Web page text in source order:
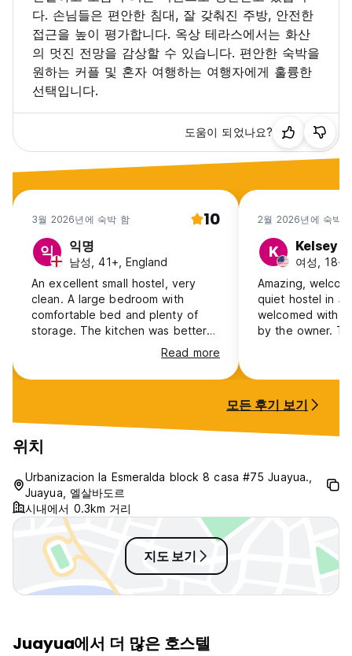
다. 손님들은 편안한 침대, 잘 갖춰진 주방, 안전한
접근을 높이 평가합니다. 옥상 테라스에서는 화산
의 멋진 전망을 감상할 수 있습니다. 편안한 숙박을
원하는 커플 및 혼자 여행하는 여행자에게 훌륭한
선택입니다.
도움이 되었나요?
3월 2026년에 숙박 함 10
익 익명
남성, 41+, England
An excellent small hostel, very
clean. A large bedroom with
comfortable bed and plenty of
storage. The kitchen was better
equipped than in the description,
with a huge new fridge that
dispensed filtered water and ice
main town, and the 238 bus
passes just outside. Small shops
nearby. Very secure, with
electronic number codes for
access. The host provides an
excellent guide to th surrounding
area. Thoroughly recommended.
Read more
2월 2026년에 숙박
K Kelsey
여성, 18-
Amazing,
quiet hostel in
welcomed with
by the owner.
rentals. There
volcanoes and
clean and the
kitchen are
모든 후기 보기
위치
Urbanizacion la Esmeralda block 8 casa #75 Juayua.,
Juayua, 엘살바도르
시내에서 0.3km 거리
지도 보기
Juayua에서 더 많은 호스텔